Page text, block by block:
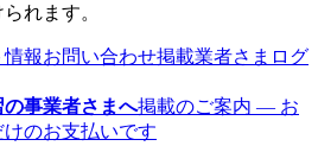
れます。
報お問い合わせ掲載業者さまログ
事業者さまへ掲載のご案内 — お
のお支払いです